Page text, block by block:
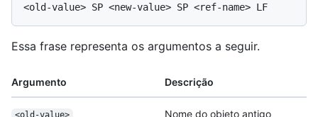
Essa frase representa os argumentos a seguir.
Argumento Descrição
<old-value>
Nome do objeto antigo